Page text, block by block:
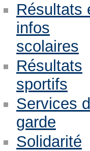
Résultats
infos
scolaires
Résultats
sportifs
Services
garde
Solidarité